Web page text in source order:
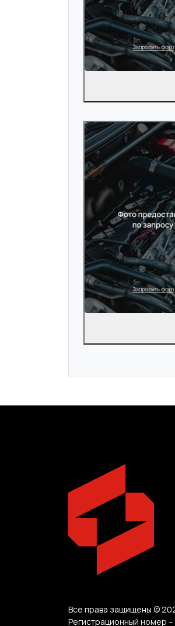
Все права защищены ©
Регистрационный номер –